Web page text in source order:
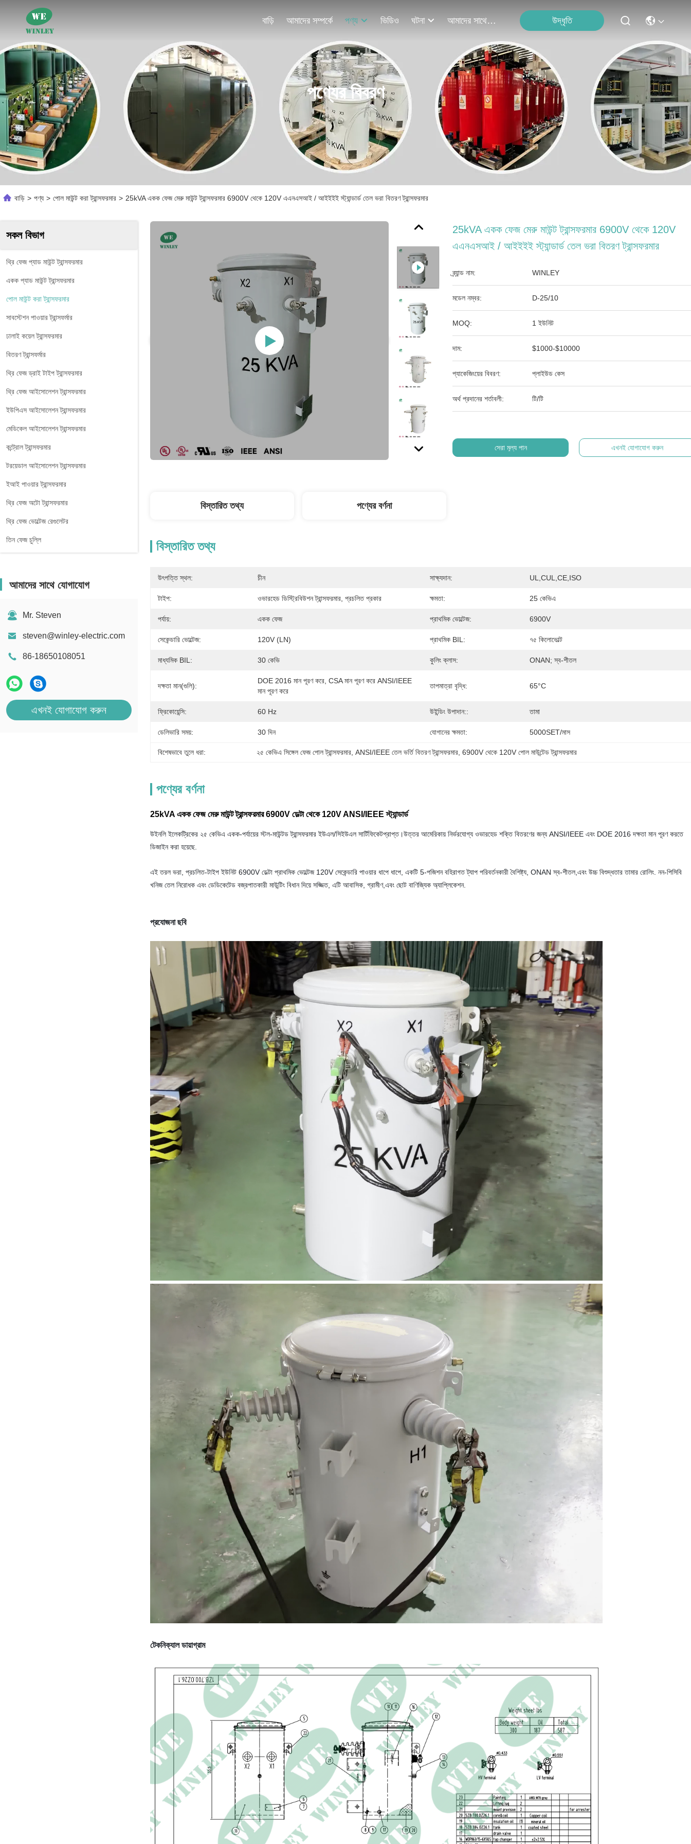
বাড়ি আমাদের সম্পর্কে পণ্য ভিডিও ঘটনা আমাদের সাথে যোগাযোগ উদ্ধৃতি
পণ্যের বিবরণ
বাড়ি > পণ্য > পোল মাউন্ট করা ট্রান্সফরমার > 25kVA একক ফেজ মেরু মাউন্ট ট্রান্সফরমার 6900V থেকে 120V এএনএসআই / আইইইই স্ট্যান্ডার্ড তেল ভরা বিতরণ ট্রান্সফরমার
সকল বিভাগ
থ্রি ফেজ প্যাড মাউন্ট ট্রান্সফরমার
একক প্যাড মাউন্ট ট্রান্সফরমার
পোল মাউন্ট করা ট্রান্সফরমার
সাবস্টেশন পাওয়ার ট্রান্সফর্মার
ঢালাই কয়েল ট্রান্সফরমার
বিতরণ ট্রান্সফর্মার
থ্রি ফেজ ড্রাই টাইপ ট্রান্সফরমার
থ্রি ফেজ আইসোলেশন ট্রান্সফরমার
ইউপিএস আইসোলেশন ট্রান্সফরমার
মেডিকেল আইসোলেশন ট্রান্সফরমার
কন্ট্রোল ট্রান্সফরমার
টরয়েডাল আইসোলেশন ট্রান্সফরমার
ইআই পাওয়ার ট্রান্সফরমার
থ্রি ফেজ অটো ট্রান্সফরমার
থ্রি ফেজ ভোল্টেজ রেগুলেটর
তিন ফেজ চুল্লি
আমাদের সাথে যোগাযোগ
Mr. Steven
steven@winley-electric.com
86-18650108051
এখনই যোগাযোগ করুন
25kVA একক ফেজ মেরু মাউন্ট ট্রান্সফরমার 6900V থেকে 120V
এএনএসআই / আইইইই স্ট্যান্ডার্ড তেল ভরা বিতরণ ট্রান্সফরমার
ব্র্যান্ড নাম: WINLEY
মডেল নম্বর: D-25/10
MOQ: 1 ইউনিট
দাম: $1000-$10000
প্যাকেজিংয়ের বিবরণ: প্লাইউড কেস
অর্থ প্রদানের শর্তাবলী: টি/টি
সেরা মূল্য পান এখনই যোগাযোগ করুন
বিস্তারিত তথ্য পণ্যের বর্ণনা
বিস্তারিত তথ্য
উৎপত্তি স্থল: চীন সাক্ষ্যদান: UL,cUL,CE,ISO
টাইপ: ওভারহেড ডিস্ট্রিবিউশন ট্রান্সফরমার, প্রচলিত প্রকার ক্ষমতা: 25 কেভিএ
পর্যায়: একক ফেজ প্রাথমিক ভোল্টেজ: 6900V
সেকেন্ডারি ভোল্টেজ: 120V (LN) প্রাথমিক BIL: ৭৫ কিলোভোল্ট
মাধ্যমিক BIL: 30 কেভি কুলিং ক্লাস: ONAN; স্ব-শীতল
দক্ষতা মান(গুলি):
DOE 2016 মান পূরণ করে, CSA মান পূরণ করে ANSI/IEEE
মান পূরণ করে
তাপমাত্রা বৃদ্ধি: 65°C
ফ্রিকোয়েন্সি: 60 Hz উইন্ডিং উপাদান:: তামা
ডেলিভারি সময়: 30 দিন যোগানের ক্ষমতা: 5000SET/মাস
বিশেষভাবে তুলে ধরা: ২৫ কেভিএ সিঙ্গেল ফেজ পোল ট্রান্সফরমার , ANSI/IEEE তেল ভর্তি বিতরণ ট্রান্সফরমার , 6900V থেকে 120V পোল মাউন্টেড ট্রান্সফরমার
পণ্যের বর্ণনা
25kVA একক ফেজ মেরু মাউন্ট ট্রান্সফরমার 6900V ডেল্টা থেকে 120V ANSI/IEEE স্ট্যান্ডার্ড
উইনলি ইলেকট্রিকের ২৫ কেভিএ একক-পর্যায়ের স্টল-মাউন্টড ট্রান্সফরমার ইউএল/সিইউএল সার্টিফিকেটপ্রাপ্ত।উত্তর আমেরিকায় নির্ভরযোগ্য ওভারহেড শক্তি বিতরণের জন্য ANSI/IEEE এবং DOE 2016 দক্ষতা মান পূরণ করতে
ডিজাইন করা হয়েছে.
এই তরল ভরা, প্রচলিত-টাইপ ইউনিট 6900V ডেল্টা প্রাথমিক ভোল্টেজ 120V সেকেন্ডারি পাওয়ার ধাপে ধাপে, একটি 5-পজিশন বহিরাগত ট্যাপ পরিবর্তনকারী বৈশিষ্ট্য, ONAN স্ব-শীতল,এবং উচ্চ বিশুদ্ধতার তামার রোলিং. নন-পিসিবি
খনিজ তেল নিরোধক এবং ডেডিকেটেড বজ্রপাতকারী মাউন্টিং বিধান দিয়ে সজ্জিত, এটি আবাসিক, গ্রামীণ,এবং ছোট বাণিজ্যিক অ্যাপ্লিকেশন.
প্রযোজনা ছবি
টেকনিক্যাল ডায়াগ্রাম